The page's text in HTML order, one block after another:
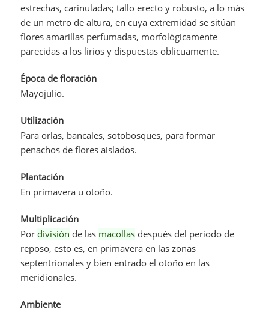
estrechas, carinuladas; tallo erecto y robusto, a lo más
de un metro de altura, en cuya extremidad se sitúan
flores amarillas perfumadas, morfológicamente
parecidas a los lirios y dispuestas oblicuamente.
Época de floración
Mayojulio.
Utilización
Para orlas, bancales, sotobosques, para formar
penachos de flores aislados.
Plantación
En primavera u otoño.
Multiplicación
Por división de las macollas después del periodo de
reposo, esto es, en primavera en las zonas
septentrionales y bien entrado el otoño en las
meridionales.
Ambiente